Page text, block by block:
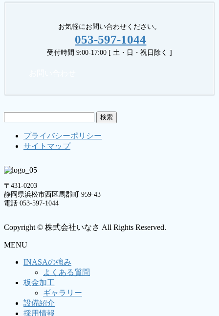
お気軽にお問い合わせください。
053-597-1044
受付時間 9:00-17:00 [ 土・日・祝日除く ]
プライバシーポリシー
サイトマップ
〒431-0203
静岡県浜松市西区馬郡町 959-43
電話 053-597-1044
Copyright © 株式会社いなさ All Rights Reserved.
MENU
INASAの強み
よくある質問
板金加工
ギャラリー
設備紹介
採用情報